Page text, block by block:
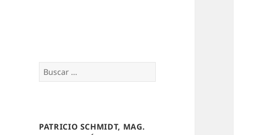
Buscar
por:
PATRICIO SCHMIDT, MAG.